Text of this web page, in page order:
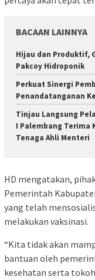
BACAAN LAINNYA
Hijau dan Produktif,
Pakcoy Hidroponik
Perkuat Sinergi
Penandatanganan
Tinjau Langsung
I Palembang Terima
Tenaga Ahli Menteri
HD mengatakan,
Pemerintah
yang telah
melakukan vaksinasi.
“Kita tidak akan
bantuan oleh
kesehatan serta